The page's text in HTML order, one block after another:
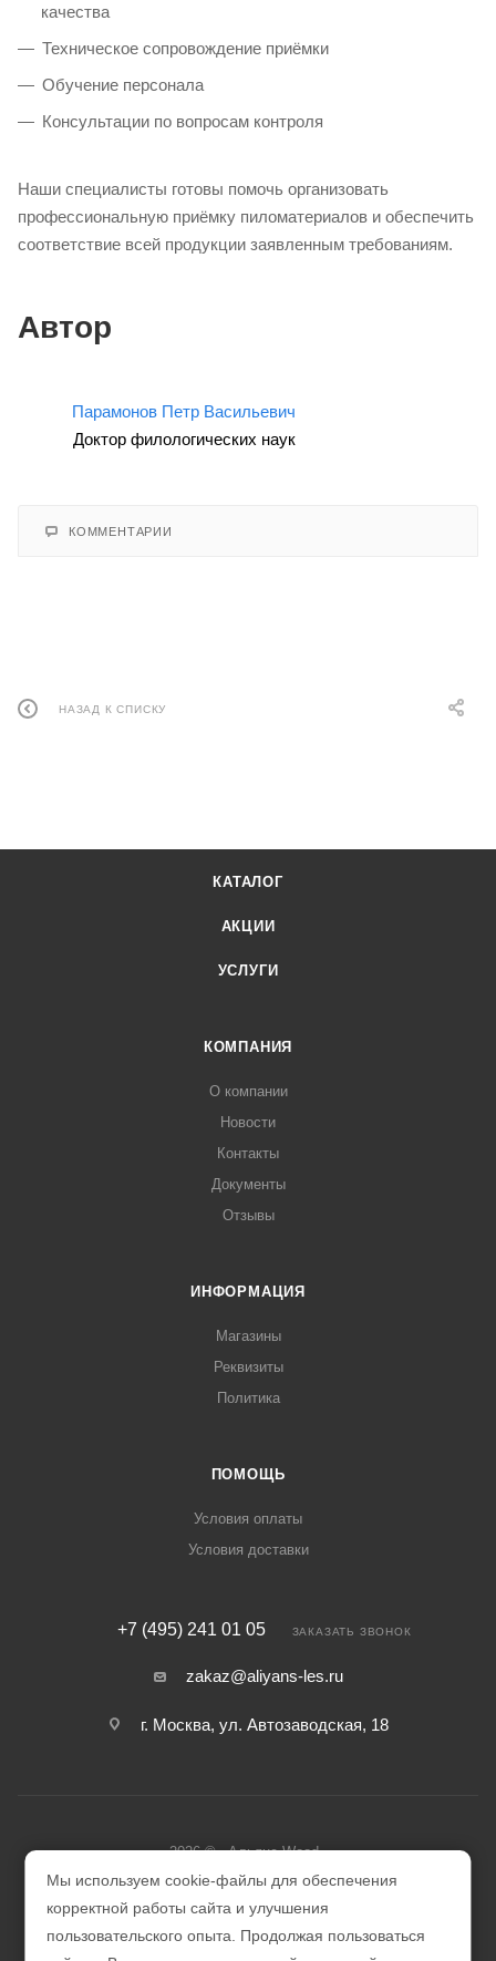
качества
Техническое сопровождение приёмки
Обучение персонала
Консультации по вопросам контроля
Наши специалисты готовы помочь организовать
профессиональную приёмку пиломатериалов и обеспечить
соответствие всей продукции заявленным требованиям.
Автор
Парамонов Петр Васильевич
Доктор филологических наук
КОММЕНТАРИИ
НАЗАД К СПИСКУ
КАТАЛОГ
АКЦИИ
УСЛУГИ
КОМПАНИЯ
О компании
Новости
Контакты
Документы
Отзывы
ИНФОРМАЦИЯ
Магазины
Реквизиты
Политика
ПОМОЩЬ
Условия оплаты
Условия доставки
+7 (495) 241 01 05 ЗАКАЗАТЬ ЗВОНОК
zakaz@aliyans-les.ru
г. Москва, ул. Автозаводская, 18
2026 © «Альянс Wood»
Мы используем cookie-файлы для обеспечения
корректной работы сайта и улучшения
пользовательского опыта. Продолжая пользоваться